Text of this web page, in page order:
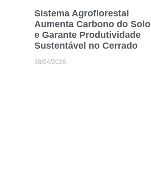
Sistema Agroflorestal
Aumenta Carbono do Solo
e Garante Produtividade
Sustentável no Cerrado
28/04/2026